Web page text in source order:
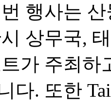
행사는
상무국,
가 주최하
다. 또한